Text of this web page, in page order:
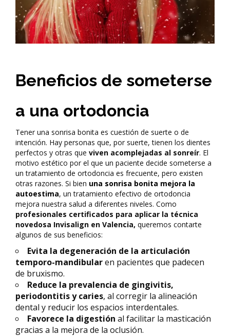
Beneficios de someterse
a una ortodoncia
Tener una sonrisa bonita es cuestión de suerte o de
intención. Hay personas que, por suerte, tienen los dientes
perfectos y otras que viven acomplejadas al sonreír. El
motivo estético por el que un paciente decide someterse a
un tratamiento de ortodoncia es frecuente, pero existen
otras razones. Si bien una sonrisa bonita mejora la
autoestima, un tratamiento efectivo de ortodoncia
mejora nuestra salud a diferentes niveles. Como
profesionales certificados para aplicar la técnica
novedosa Invisalign en Valencia, queremos contarte
algunos de sus beneficios:
Evita la degeneración de la articulación
temporo-mandibularen pacientes que padecen
de bruxismo.
Reduce la prevalencia de gingivitis,
periodontitis y caries, al corregir la alineación
dental y reducir los espacios interdentales.
Favorece la digestión al facilitar la masticación
gracias a la mejora de la oclusión.